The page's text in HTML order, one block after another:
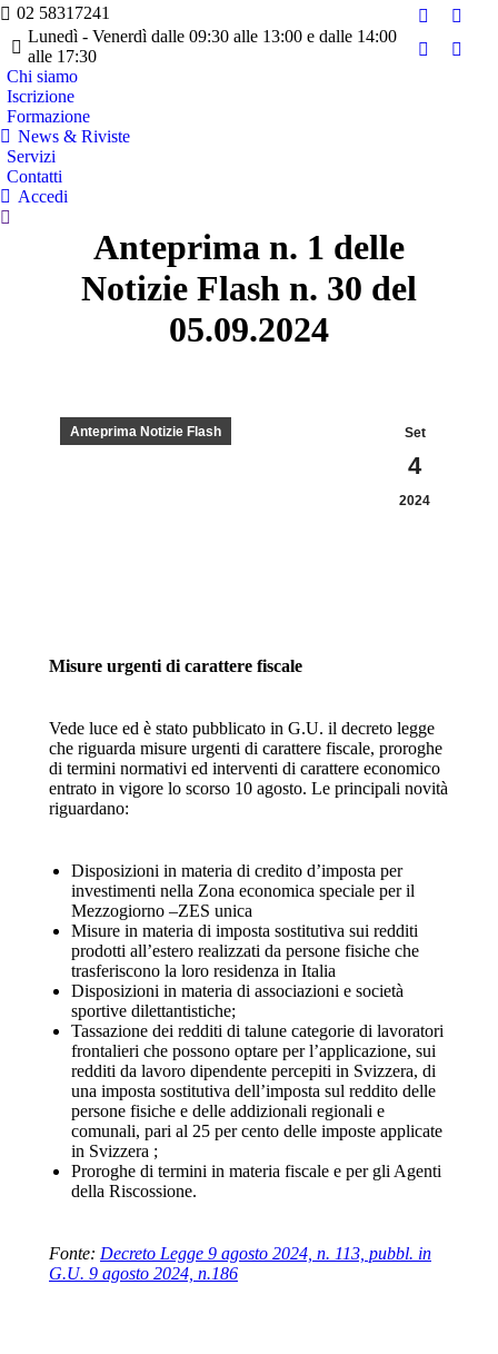
02 58317241
Lunedì - Venerdì dalle 09:30 alle 13:00 e dalle 14:00
alle 17:30
Facebook
pagepage
YouTube
Chi siamo
Iscrizione
Formazione
News & Riviste
Servizi
Contatti
Accedi
Cerca:
Anteprima n. 1 delle
Notizie Flash n. 30 del
05.09.2024
Set
4
2024
Anteprima Notizie Flash
Misure urgenti di carattere fiscale
Vede luce ed è stato pubblicato in G.U. il decreto legge
che riguarda misure urgenti di carattere fiscale, proroghe
di termini normativi ed interventi di carattere economico
entrato in vigore lo scorso 10 agosto. Le principali novità
riguardano:
Disposizioni in materia di credito d’imposta per
investimenti nella Zona economica speciale per il
Mezzogiorno –ZES unica
Misure in materia di imposta sostitutiva sui redditi
prodotti all’estero realizzati da persone fisiche che
trasferiscono la loro residenza in Italia
Disposizioni in materia di associazioni e società
sportive dilettantistiche;
Tassazione dei redditi di talune categorie di lavoratori
frontalieri che possono optare per l’applicazione, sui
redditi da lavoro dipendente percepiti in Svizzera, di
una imposta sostitutiva dell’imposta sul reddito delle
persone fisiche e delle addizionali regionali e
comunali, pari al 25 per cento delle imposte applicate
in Svizzera ;
Proroghe di termini in materia fiscale e per gli Agenti
della Riscossione.
Fonte: Decreto Legge 9 agosto 2024, n. 113, pubbl. in
G.U. 9 agosto 2024, n.186